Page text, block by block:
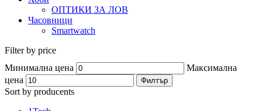
ОПТИКИ ЗА ЛОВ
Часовници
Smartwatch
Filter by price
Минимална цена
Максимална
цена
Филтър
Sort by producents